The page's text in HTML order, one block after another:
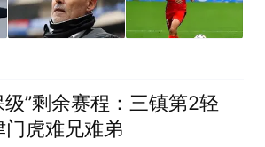
”剩余赛程：三镇第2轻
虎难兄难弟